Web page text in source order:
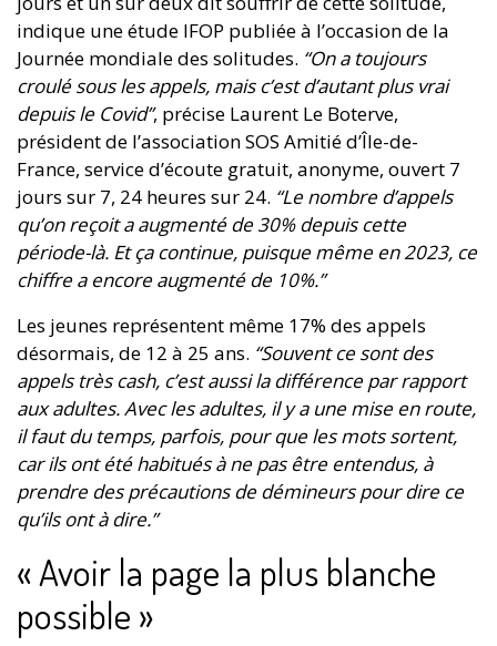
indique une étude IFOP publiée à l’occasion de la
Journée mondiale des solitudes. “On a toujours
croulé sous les appels, mais c’est d’autant plus vrai
depuis le Covid”, précise Laurent Le Boterve,
président de l’association SOS Amitié d’Île-de-
France, service d’écoute gratuit, anonyme, ouvert 7
jours sur 7, 24 heures sur 24. “Le nombre d’appels
qu’on reçoit a augmenté de 30% depuis cette
période-là. Et ça continue, puisque même en 2023, ce
chiffre a encore augmenté de 10%.”
Les jeunes représentent même 17% des appels
désormais, de 12 à 25 ans. “Souvent ce sont des
appels très cash, c’est aussi la différence par rapport
aux adultes. Avec les adultes, il y a une mise en route,
il faut du temps, parfois, pour que les mots sortent,
car ils ont été habitués à ne pas être entendus, à
prendre des précautions de démineurs pour dire ce
qu’ils ont à dire.”
« Avoir la page la plus blanche
possible »